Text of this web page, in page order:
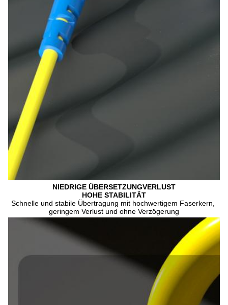
NIEDRIGE ÜBERSETZUNGVERLUST
HOHE STABILITÄT
Schnelle und stabile Übertragung mit hochwertigem Faserkern,
geringem Verlust und ohne Verzögerung